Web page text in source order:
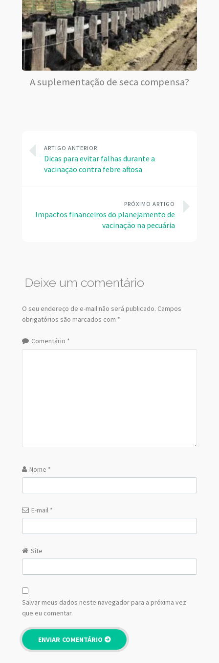
A suplementação de seca compensa?
ARTIGO ANTERIOR
Dicas para evitar falhas durante a
vacinação contra febre aftosa
PRÓXIMO ARTIGO
Impactos financeiros do planejamento de
vacinação na pecuária
Deixe um comentário
O seu endereço de e-mail não será publicado. Campos
obrigatórios são marcados com *
Comentário *
Nome *
E-mail *
Site
Salvar meus dados neste navegador para a próxima vez
que eu comentar.